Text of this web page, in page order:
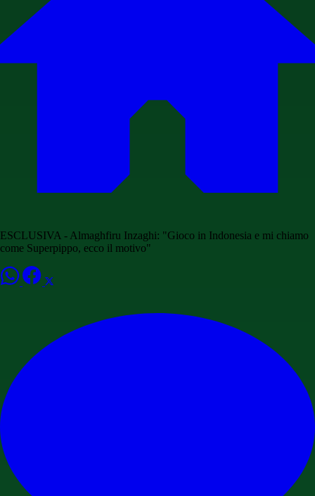
ESCLUSIVA - Almaghfiru Inzaghi: "Gioco in Indonesia e mi chiamo
come Superpippo, ecco il motivo"